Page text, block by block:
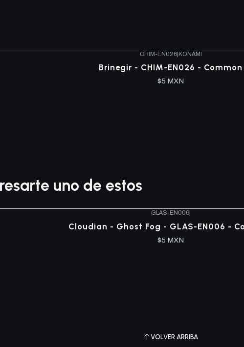
CHIM-EN026| KONAMI
Brinegir - CHIM-EN026 - Common
$5 MXN
uno de estos
GLAS-EN006|
Cloudian - Ghost Fog - GLAS-EN006 -
$5 MXN
VOLVER ARRIBA